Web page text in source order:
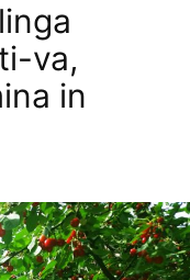
va,
in